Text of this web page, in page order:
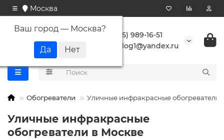
Москва
Ваш город — Москва?
+7 (495) 989-16-51
buranlog1@yandex.ru
Обогреватели Уличные инфракрасные обогреватели
Уличные инфракрасные
обогреватели в Москве